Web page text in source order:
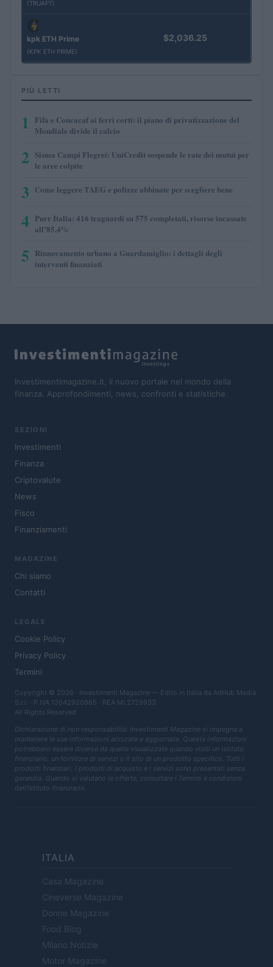
(TRUAPT)
kpk ETH Prime
(KPK ETH PRIME)
$2,036.25
PIÙ LETTI
1
Fifa e Concacaf ai ferri corti: il piano di privatizzazione del
Mondiale divide il calcio
2 Sisma Campi Flegrei: UniCredit sospende le rate dei mutui per
le aree colpite
3 Come leggere TAEG e polizze abbinate per scegliere bene
4 Pnrr Italia: 416 traguardi su 575 completati, risorse incassate
all’85,4%
5 Rinnovamento urbano a Guardamiglio: i dettagli degli
interventi finanziati
Investimentimagazine.it, il nuovo portale nel mondo della
finanza. Approfondimenti, news, confronti e statistiche.
SEZIONI
Investimenti
Finanza
Criptovalute
News
Fisco
Finanziamenti
MAGAZINE
Chi siamo
Contatti
LEGALE
Cookie Policy
Privacy Policy
Termini
Copyright © 2026 · Investimenti Magazine — Edito in Italia da AdHub Media
S.r.l. · P.IVA 13542920965 · REA MI 2729933
All Rights Reserved
Dichiarazione di non responsabilità: Investimenti Magazine si impegna a
mantenere le sue informazioni accurate e aggiornate. Queste informazioni
potrebbero essere diverse da quelle visualizzate quando visiti un istituto
finanziario, un fornitore di servizi o il sito di un prodotto specifico. Tutti i
prodotti finanziari, i prodotti di acquisto e i servizi sono presentati senza
garanzia. Quando si valutano le offerte, consultare i Termini e condizioni
dell'istituto finanziario.
ITALIA
Casa Magazine
Cineverse Magazine
Donne Magazine
Food Blog
Milano Notizie
Motor Magazine